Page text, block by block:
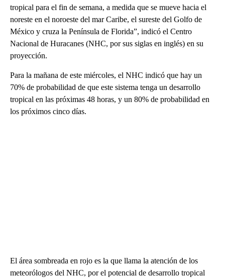
tropical para el fin de semana, a medida que se mueve hacia el
noreste en el noroeste del mar Caribe, el sureste del Golfo de
México y cruza la Península de Florida”, indicó el Centro
Nacional de Huracanes (NHC, por sus siglas en inglés) en su
proyección.
Para la mañana de este miércoles, el NHC indicó que hay un
70% de probabilidad de que este sistema tenga un desarrollo
tropical en las próximas 48 horas, y un 80% de probabilidad en
los próximos cinco días.
El área sombreada en rojo es la que llama la atención de los
meteorólogos del NHC, por el potencial de desarrollo tropical